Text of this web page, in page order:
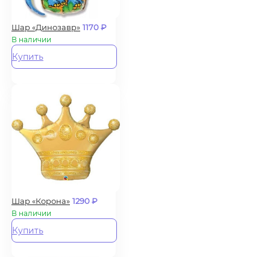
Шар «Динозавр» 1170₽
В наличии
Купить
Шар «Корона» 1290₽
В наличии
Купить